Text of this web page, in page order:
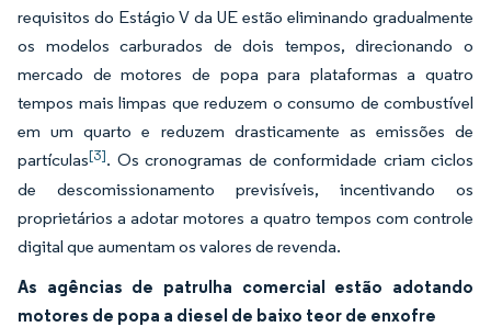
requisitos do Estágio V da UE estão eliminando gradualmente
os modelos carburados de dois tempos, direcionando o
mercado de motores de popa para plataformas a quatro
tempos mais limpas que reduzem o consumo de combustível
em um quarto e reduzem drasticamente as emissões de
partículas[3]. Os cronogramas de conformidade criam ciclos
de descomissionamento previsíveis, incentivando os
proprietários a adotar motores a quatro tempos com controle
digital que aumentam os valores de revenda.
As agências de patrulha comercial estão adotando
motores de popa a diesel de baixo teor de enxofre